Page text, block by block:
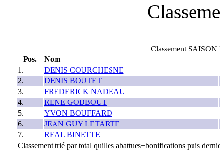
Classement
Pos.
Nom
1.
DENIS COURCHESNE
2.
DENIS BOUTET
3.
FREDERICK NADEAU
4.
RENE GODBOUT
5.
YVON BOUFFARD
6.
JEAN GUY LETARTE
7.
REAL BINETTE
Classement trié par total quilles abattues+bonifications puis